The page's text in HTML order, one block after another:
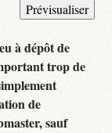
à dépôt de
trop de
de
sauf